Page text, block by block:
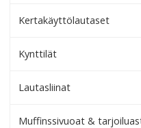
Kertakäyttölautaset
Kynttilät
Lautasliinat
Muffinssivuoat &